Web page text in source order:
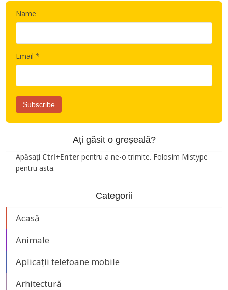
Name
Email *
Ați găsit o greșeală?
Apăsați Ctrl+Enter pentru a ne-o trimite. Folosim Mistype
pentru asta.
Categorii
Acasă
Animale
Aplicații telefoane mobile
Arhitectură